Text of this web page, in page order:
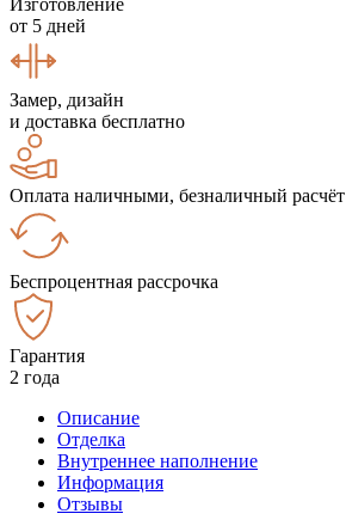
от 5 дней
Замер, дизайн
и доставка бесплатно
Оплата наличными, безналичный расчёт
Беспроцентная рассрочка
Гарантия
2 года
Описание
Отделка
Внутреннее наполнение
Информация
Отзывы